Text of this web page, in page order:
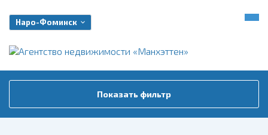
Наро-Фоминск
Показать фильтр